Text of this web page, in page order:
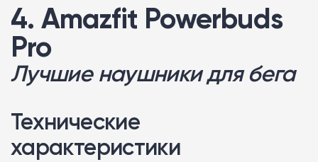
4. Amazfit Powerbuds
Pro
Лучшие наушники для бега
Технические
характеристики